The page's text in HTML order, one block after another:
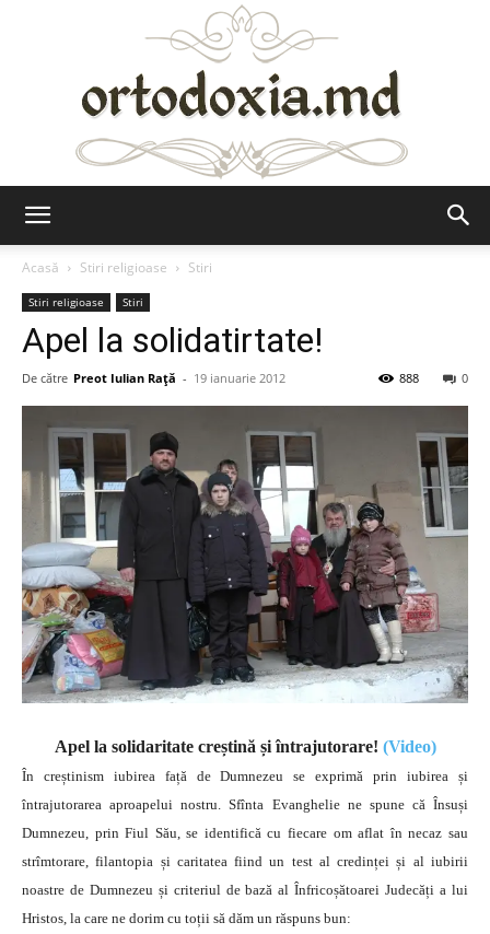
Acasă
Stiri religioase Stiri
Stiri religioase Stiri
Apel la solidatirtate!
De către Preot Iulian Raţă - 19 ianuarie 2012 0
888
Apel la solidaritate creștină și întrajutorare! (Video)
În creștinism iubirea față de Dumnezeu se exprimă prin iubirea și
întrajutorarea aproapelui nostru. Sfînta Evanghelie ne spune că Însuși
Dumnezeu, prin Fiul Său, se identifică cu fiecare om aflat în necaz sau
strîmtorare, filantopia și caritatea fiind un test al credinței și al iubirii
noastre de Dumnezeu și criteriul de bază al Înfricoșătoarei Judecăți a lui
Hristos, la care ne dorim cu toții să dăm un răspuns bun: